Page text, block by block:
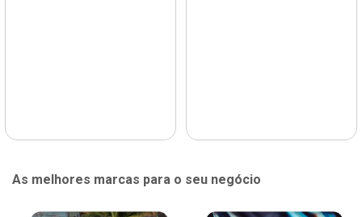
As melhores marcas para o seu negócio